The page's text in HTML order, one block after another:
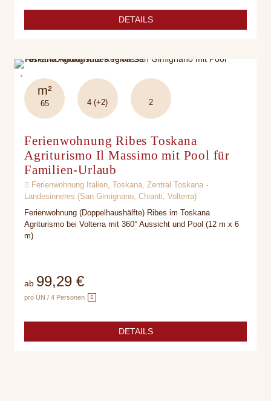
DETAILS
m²
65 4 (+2) 2
Ferienwohnung Ribes Toskana
Agriturismo Il Massimo mit Pool für
Familien-Urlaub
Ferienwohnung Italien, Toskana, Zentral Toskana -
Landesinneres (San Gimignano, Chianti, Volterra)
Ferienwohnung (Doppelhaushälfte) Ribes im Toskana
Agriturismo bei Volterra mit 360° Aussicht und Pool (12 m x 6
m)
ab 99,29 €
pro ÜN / 4 Personen
DETAILS